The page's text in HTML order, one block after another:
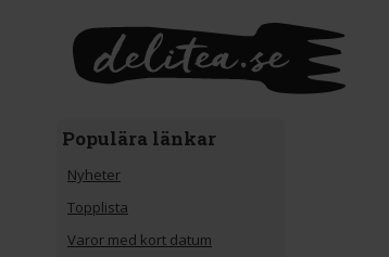
Populära länkar
Nyheter
Topplista
Varor med kort datum